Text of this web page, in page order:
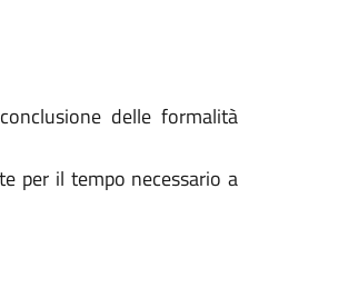
delle formalità
per il tempo necessario a